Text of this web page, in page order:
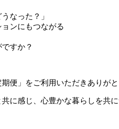
なった？」
ンにもつながる
すか？
便」をご利用いただきありがと
に感じ、心豊かな暮らしを共